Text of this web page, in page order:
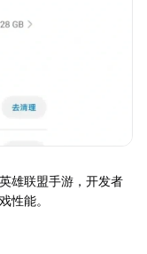
雄联盟手游，开发者
性能。